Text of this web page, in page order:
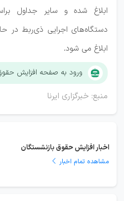
ابلاغ شده و سایر جداول
دستگاه‌های اجرایی ذی‌ربط در
ابلاغ می شود.
ورود به صفحه افزایش
منبع: خبرگزاری ایرنا
اخبار افزایش حقوق بازنشستگان
مشاهده تمام اخبار